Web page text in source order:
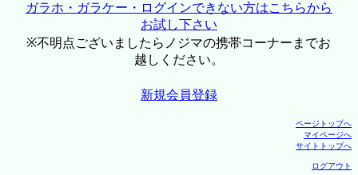
ガラホ・ガラケー・ログインできない方はこちらから
お試し下さい
※不明点ございましたらノジマの携帯コーナーまでお
越しください。
新規会員登録
ページトップへ
マイページへ
サイトトップへ
ログアウト